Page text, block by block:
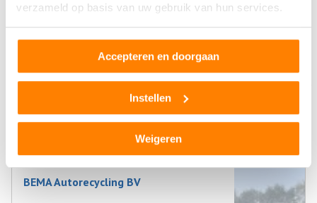
verzameld op basis van uw gebruik van hun services.
Accepteren en doorgaan
Instellen
Weigeren
beoordeling
BEMA Autorecycling BV